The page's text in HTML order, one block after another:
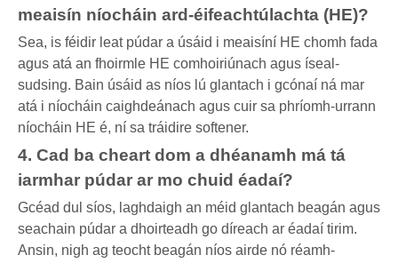
meaisín níocháin ard-éifeachtúlachta (HE)?
Sea, is féidir leat púdar a úsáid i meaisíní HE chomh fada
agus atá an fhoirmle HE comhoiriúnach agus íseal-
sudsing. Bain úsáid as níos lú glantach i gcónaí ná mar
atá i níocháin caighdeánach agus cuir sa phríomh-urrann
níocháin HE é, ní sa tráidire softener.
4. Cad ba cheart dom a dhéanamh má tá
iarmhar púdar ar mo chuid éadaí?
Gcéad dul síos, laghdaigh an méid glantach beagán agus
seachain púdar a dhoirteadh go díreach ar éadaí tirim.
Ansin, nigh ag teocht beagán níos airde nó réamh-